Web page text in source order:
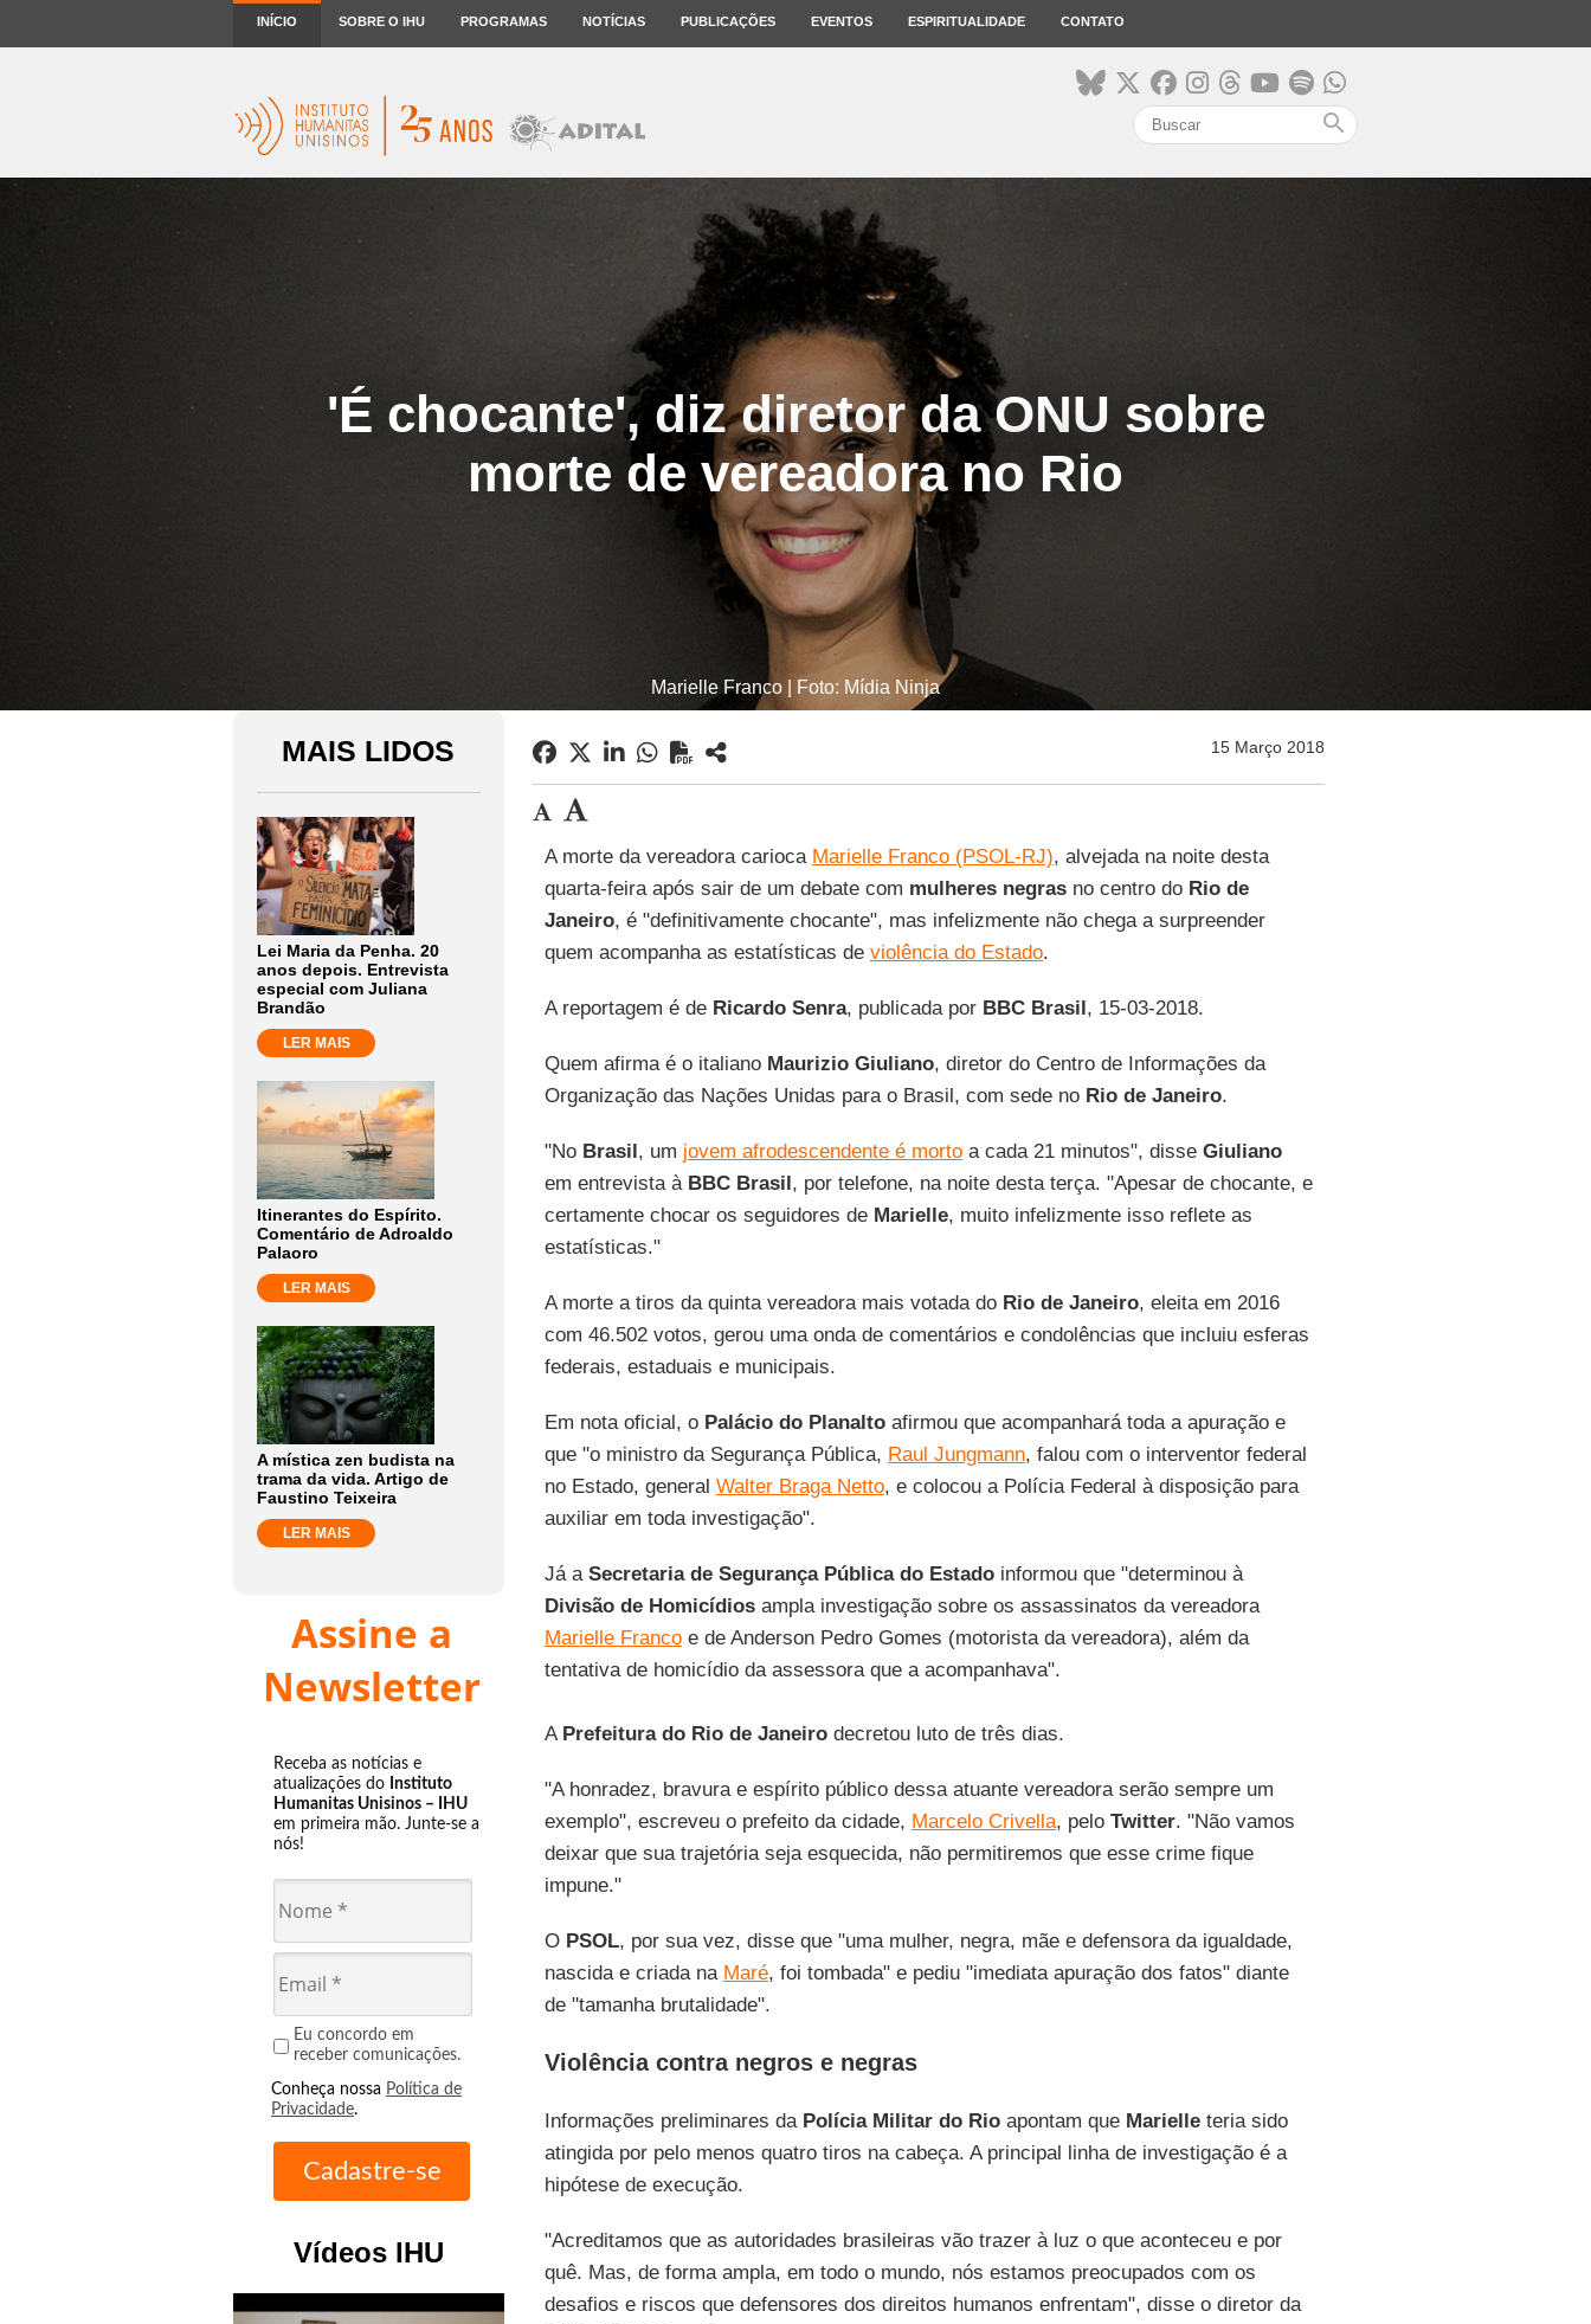
INÍCIO SOBRE O IHU PROGRAMAS NOTÍCIAS PUBLICAÇÕES EVENTOS ESPIRITUALIDADE CONTATO
search
'É chocante', diz diretor da ONU sobre
morte de vereadora no Rio
Marielle Franco | Foto: Mídia Ninja
MAIS LIDOS
Lei Maria da Penha. 20
anos depois. Entrevista
especial com Juliana
Brandão
LER MAIS
Itinerantes do Espírito.
Comentário de Adroaldo
Palaoro
LER MAIS
A mística zen budista na
trama da vida. Artigo de
Faustino Teixeira
LER MAIS
Assine a
Newsletter
Receba as notícias e
atualizações do Instituto
Humanitas Unisinos – IHU
em primeira mão. Junte-se a
nós!
Eu concordo em
receber comunicações.
Conheça nossa Política de
Privacidade.
Vídeos IHU
15 Março 2018
A morte da vereadora carioca Marielle Franco (PSOL-RJ), alvejada na noite desta
quarta-feira após sair de um debate com mulheres negrasno centro do Rio de
Janeiro, é "definitivamente chocante", mas infelizmente não chega a surpreender
quem acompanha as estatísticas de violência do Estado.
A reportagem é de Ricardo Senra, publicada por BBC Brasil, 15-03-2018.
Quem afirma é o italiano Maurizio Giuliano, diretor do Centro de Informações da
Organização das Nações Unidas para o Brasil, com sede no Rio de Janeiro.
"No Brasil, um jovem afrodescendente é mortoa cada 21 minutos", disse Giuliano
em entrevista à BBC Brasil, por telefone, na noite desta terça. "Apesar de chocante, e
certamente chocar os seguidores de Marielle, muito infelizmente isso reflete as
estatísticas."
A morte a tiros da quinta vereadora mais votada do Rio de Janeiro, eleita em 2016
com 46.502 votos, gerou uma onda de comentários e condolências que incluiu esferas
federais, estaduais e municipais.
Em nota oficial, o Palácio do Planaltoafirmou que acompanhará toda a apuração e
que "o ministro da Segurança Pública, Raul Jungmann, falou com o interventor federal
no Estado, general Walter Braga Netto, e colocou a Polícia Federal à disposição para
auxiliar em toda investigação".
Já a Secretaria de Segurança Pública do Estadoinformou que "determinou à
Divisão de Homicídiosampla investigação sobre os assassinatos da vereadora
Marielle Francoe de Anderson Pedro Gomes (motorista da vereadora), além da
tentativa de homicídio da assessora que a acompanhava".
A Prefeitura do Rio de Janeirodecretou luto de três dias.
"A honradez, bravura e espírito público dessa atuante vereadora serão sempre um
exemplo", escreveu o prefeito da cidade, Marcelo Crivella, pelo Twitter. "Não vamos
deixar que sua trajetória seja esquecida, não permitiremos que esse crime fique
impune."
O PSOL, por sua vez, disse que "uma mulher, negra, mãe e defensora da igualdade,
nascida e criada na Maré, foi tombada" e pediu "imediata apuração dos fatos" diante
de "tamanha brutalidade".
Violência contra negros e negras
Informações preliminares da Polícia Militar do Rioapontam que Marielleteria sido
atingida por pelo menos quatro tiros na cabeça. A principal linha de investigação é a
hipótese de execução.
"Acreditamos que as autoridades brasileiras vão trazer à luz o que aconteceu e por
quê. Mas, de forma ampla, em todo o mundo, nós estamos preocupados com os
desafios e riscos que defensores dos direitos humanos enfrentam", disse o diretor da